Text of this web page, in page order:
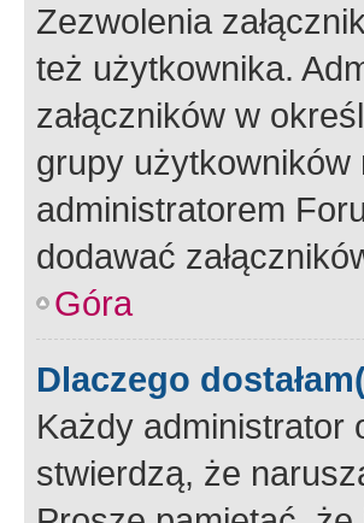
Zezwolenia
też użytkownika.
załączników w
grupy użytkowników
administratorem
dodawać
Góra
Dlaczego
Każdy administrator
stwierdzą, że